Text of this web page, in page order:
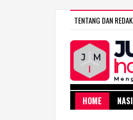
TENTANG DAN
HOME